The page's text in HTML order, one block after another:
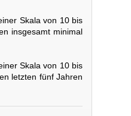
Skala von 10 bis
insgesamt minimal
Skala von 10 bis
letzten fünf Jahren